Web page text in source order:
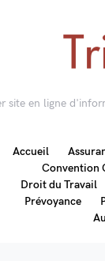
site en ligne
Accueil
Convention
Droit du Travail
Prévoyance